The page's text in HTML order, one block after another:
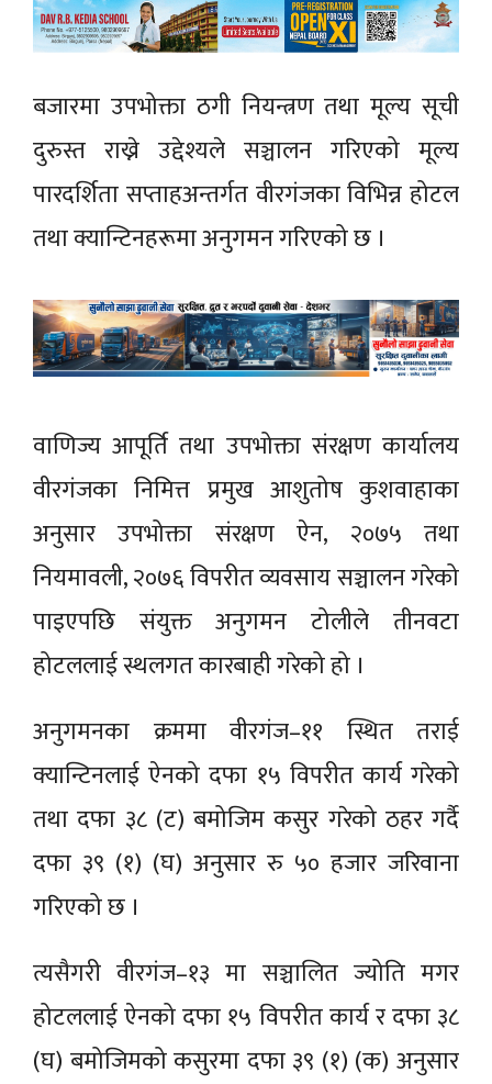
बजारमा उपभोक्ता ठगी नियन्त्रण तथा मूल्य सूची
दुरुस्त राख्ने उद्देश्यले सञ्चालन गरिएको मूल्य
पारदर्शिता सप्ताहअन्तर्गत वीरगंजका विभिन्न होटल
तथा क्यान्टिनहरूमा अनुगमन गरिएको छ ।
वाणिज्य आपूर्ति तथा उपभोक्ता संरक्षण कार्यालय
वीरगंजका निमित्त प्रमुख आशुतोष कुशवाहाका
अनुसार उपभोक्ता संरक्षण ऐन, २०७५ तथा
नियमावली, २०७६ विपरीत व्यवसाय सञ्चालन गरेको
पाइएपछि संयुक्त अनुगमन टोलीले तीनवटा
होटललाई स्थलगत कारबाही गरेको हो ।
अनुगमनका क्रममा वीरगंज–११ स्थित तराई
क्यान्टिनलाई ऐनको दफा १५ विपरीत कार्य गरेको
तथा दफा ३८ (ट) बमोजिम कसुर गरेको ठहर गर्दै
दफा ३९ (१) (घ) अनुसार रु ५० हजार जरिवाना
गरिएको छ ।
त्यसैगरी वीरगंज–१३ मा सञ्चालित ज्योति मगर
होटललाई ऐनको दफा १५ विपरीत कार्य र दफा ३८
(घ) बमोजिमको कसुरमा दफा ३९ (१) (क) अनुसार